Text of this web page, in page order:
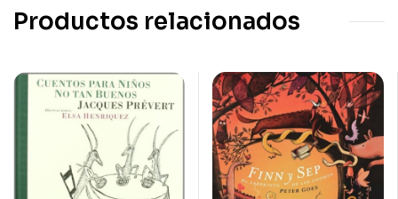
Productos relacionados